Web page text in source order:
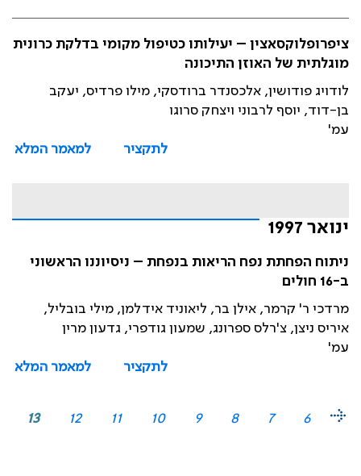
ציפרופלוקסאצין – יעילותו כטיפול מקומי בדלקת כרונית
מוגלתית של האוזן התיכונה
לודויג פודושין, אלכסנדר ברודסקי, מילו פרדיס, יעקב
בן-דוד, יוסף לרבוני ויצחק סרוגו
עמ'
לתקציר
למאמר המלא
ינואר 1997
ניתוח הפחתת נפח הריאות בנפחת – ניסיוננו הראשוני
ב-16 חולים
מרדכי ר' קרמר, אילן בר, ליאוניד אידלמן, מילי בובליל,
איריס ניצן, צ'רלס ספרונג, שמעון גודפרי, גדעון מרין
עמ'
לתקציר
למאמר המלא
6
7
8
9
10
11
12
13